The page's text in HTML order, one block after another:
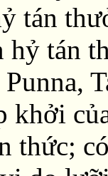
tán
hỷ tán
khởi
thức;